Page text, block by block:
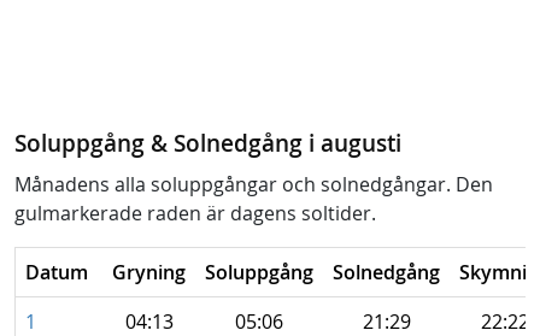
Soluppgång & Solnedgång i augusti
Månadens alla soluppgångar och solnedgångar. Den
gulmarkerade raden är dagens soltider.
Datum Gryning Soluppgång Solnedgång
1
04:13 05:06 21:29 22:22